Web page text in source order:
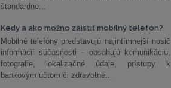
štandardne...
Kedy a ako možno zaistiť mobilný telefón?
Mobilné telefóny predstavujú najintímnejší nosič
informácií súčasnosti – obsahujú komunikáciu,
fotografie, lokalizačné údaje, prístupy k
bankovým účtom či zdravotné...